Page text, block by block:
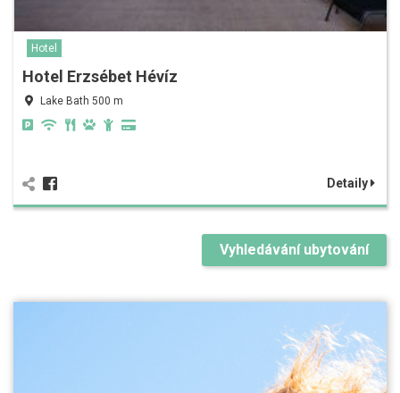
Hotel
Hotel Erzsébet Hévíz
Lake Bath 500 m
Detaily
Vyhledávání ubytování